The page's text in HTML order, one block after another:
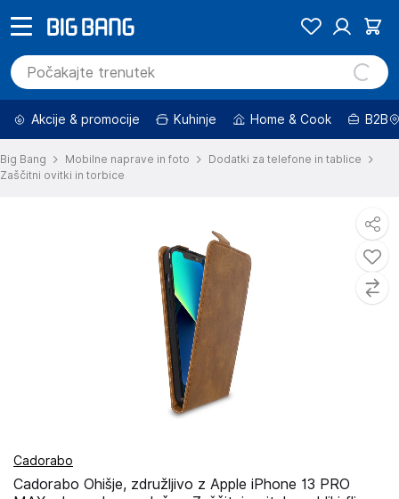
Akcije & promocije Kuhinje Home & Cook B2B
Big Bang Mobilne naprave in foto
Dodatki za telefone in tablice
Zaščitni ovitki in torbice
Cadorabo
Cadorabo Ohišje, združljivo z Apple iPhone 13 PRO